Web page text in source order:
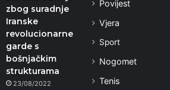
zbog suradnje
Iranske
revolucionarne
garde s
bošnjačkim
strukturama
23/08/2022
Povijest
Vjera
Sport
Nogomet
Tenis